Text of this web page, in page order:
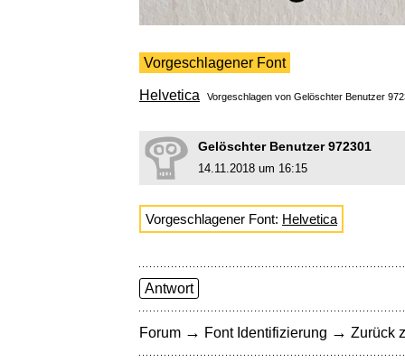
Vorgeschlagener Font
Helvetica Vorgeschlagen von Gelöschter Benutzer
Gelöschter Benutzer 972301
14.11.2018 um 16:15
Vorgeschlagener Font: Helvetica
Antwort
Forum → Font Identifizierung → Zurück